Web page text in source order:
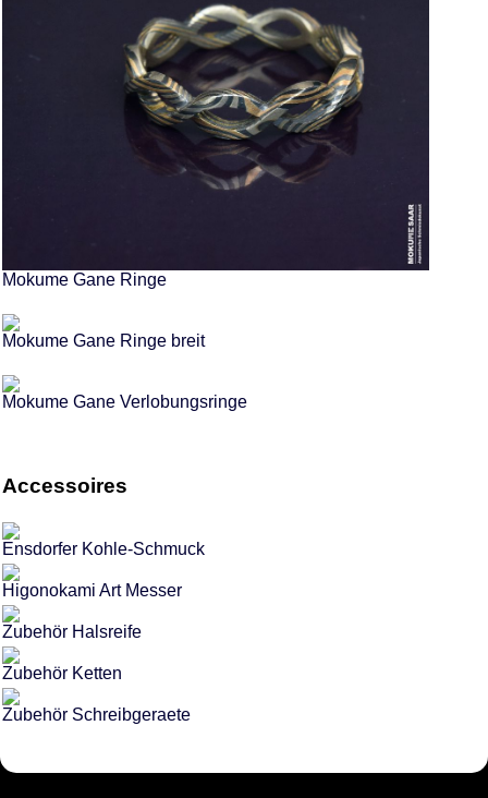
Mokume Gane Ringe
Mokume Gane Ringe breit
Mokume Gane Verlobungsringe
Accessoires
Ensdorfer Kohle-Schmuck
Higonokami Art Messer
Zubehör Halsreife
Zubehör Ketten
Zubehör Schreibgeraete